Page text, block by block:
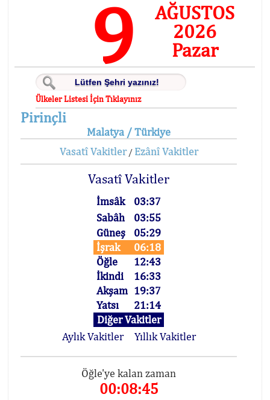
9
AĞUSTOS
2026
Pazar
Ülkeler Listesi İçin Tıklayınız
Pirinçli
Malatya / Türkiye
Vasatî Vakitler/ Ezânî Vakitler
Vasatî Vakitler
İmsâk
03:37
Sabâh
03:55
Güneş
05:29
İşrak
06:18
Öğle
12:43
İkindi
16:33
Akşam 19:37
Yatsı
21:14
Diğer Vakitler
Aylık Vakitler
Yıllık Vakitler
Öğle'ye kalan zaman
00:08:45